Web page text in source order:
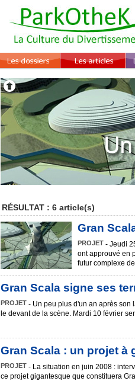
RÉSULTAT : 6 article(s)
Gran
PROJET - Jeudi
ont approuvé en
futur complexe
Gran Scala signe ses
PROJET - Un peu plus d'un an après son
le devant de la scène. Mardi 10 février
Gran Scala : un projet à
PROJET - La situation en juin 2008 :
ce projet gigantesque que constituera